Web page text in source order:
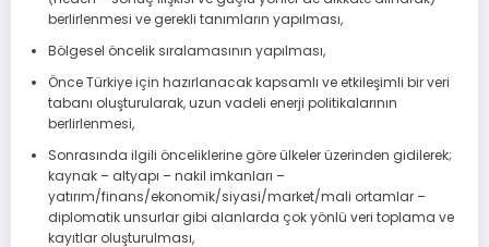
berlirlenmesi ve gerekli tanımların yapılması,
Bölgesel öncelik sıralamasının yapılması,
Önce Türkiye için hazırlanacak kapsamlı ve etkileşimli bir veri
tabanı oluşturularak, uzun vadeli enerji politikalarının
berlirlenmesi,
Sonrasında ilgili önceliklerine göre ülkeler üzerinden gidilerek;
kaynak – altyapı – nakil imkanları –
yatırım/finans/ekonomik/siyasi/market/mali ortamlar –
diplomatik unsurlar gibi alanlarda çok yönlü veri toplama ve
kayıtlar oluşturulması,